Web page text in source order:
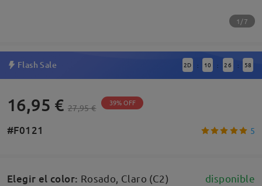
1/7
Flash Sale 2D : 10 : 26 : 57
16,95 € 27,95 € 39% OFF
#F0121 5
Elegir el color: Rosado, Claro (C2) disponible